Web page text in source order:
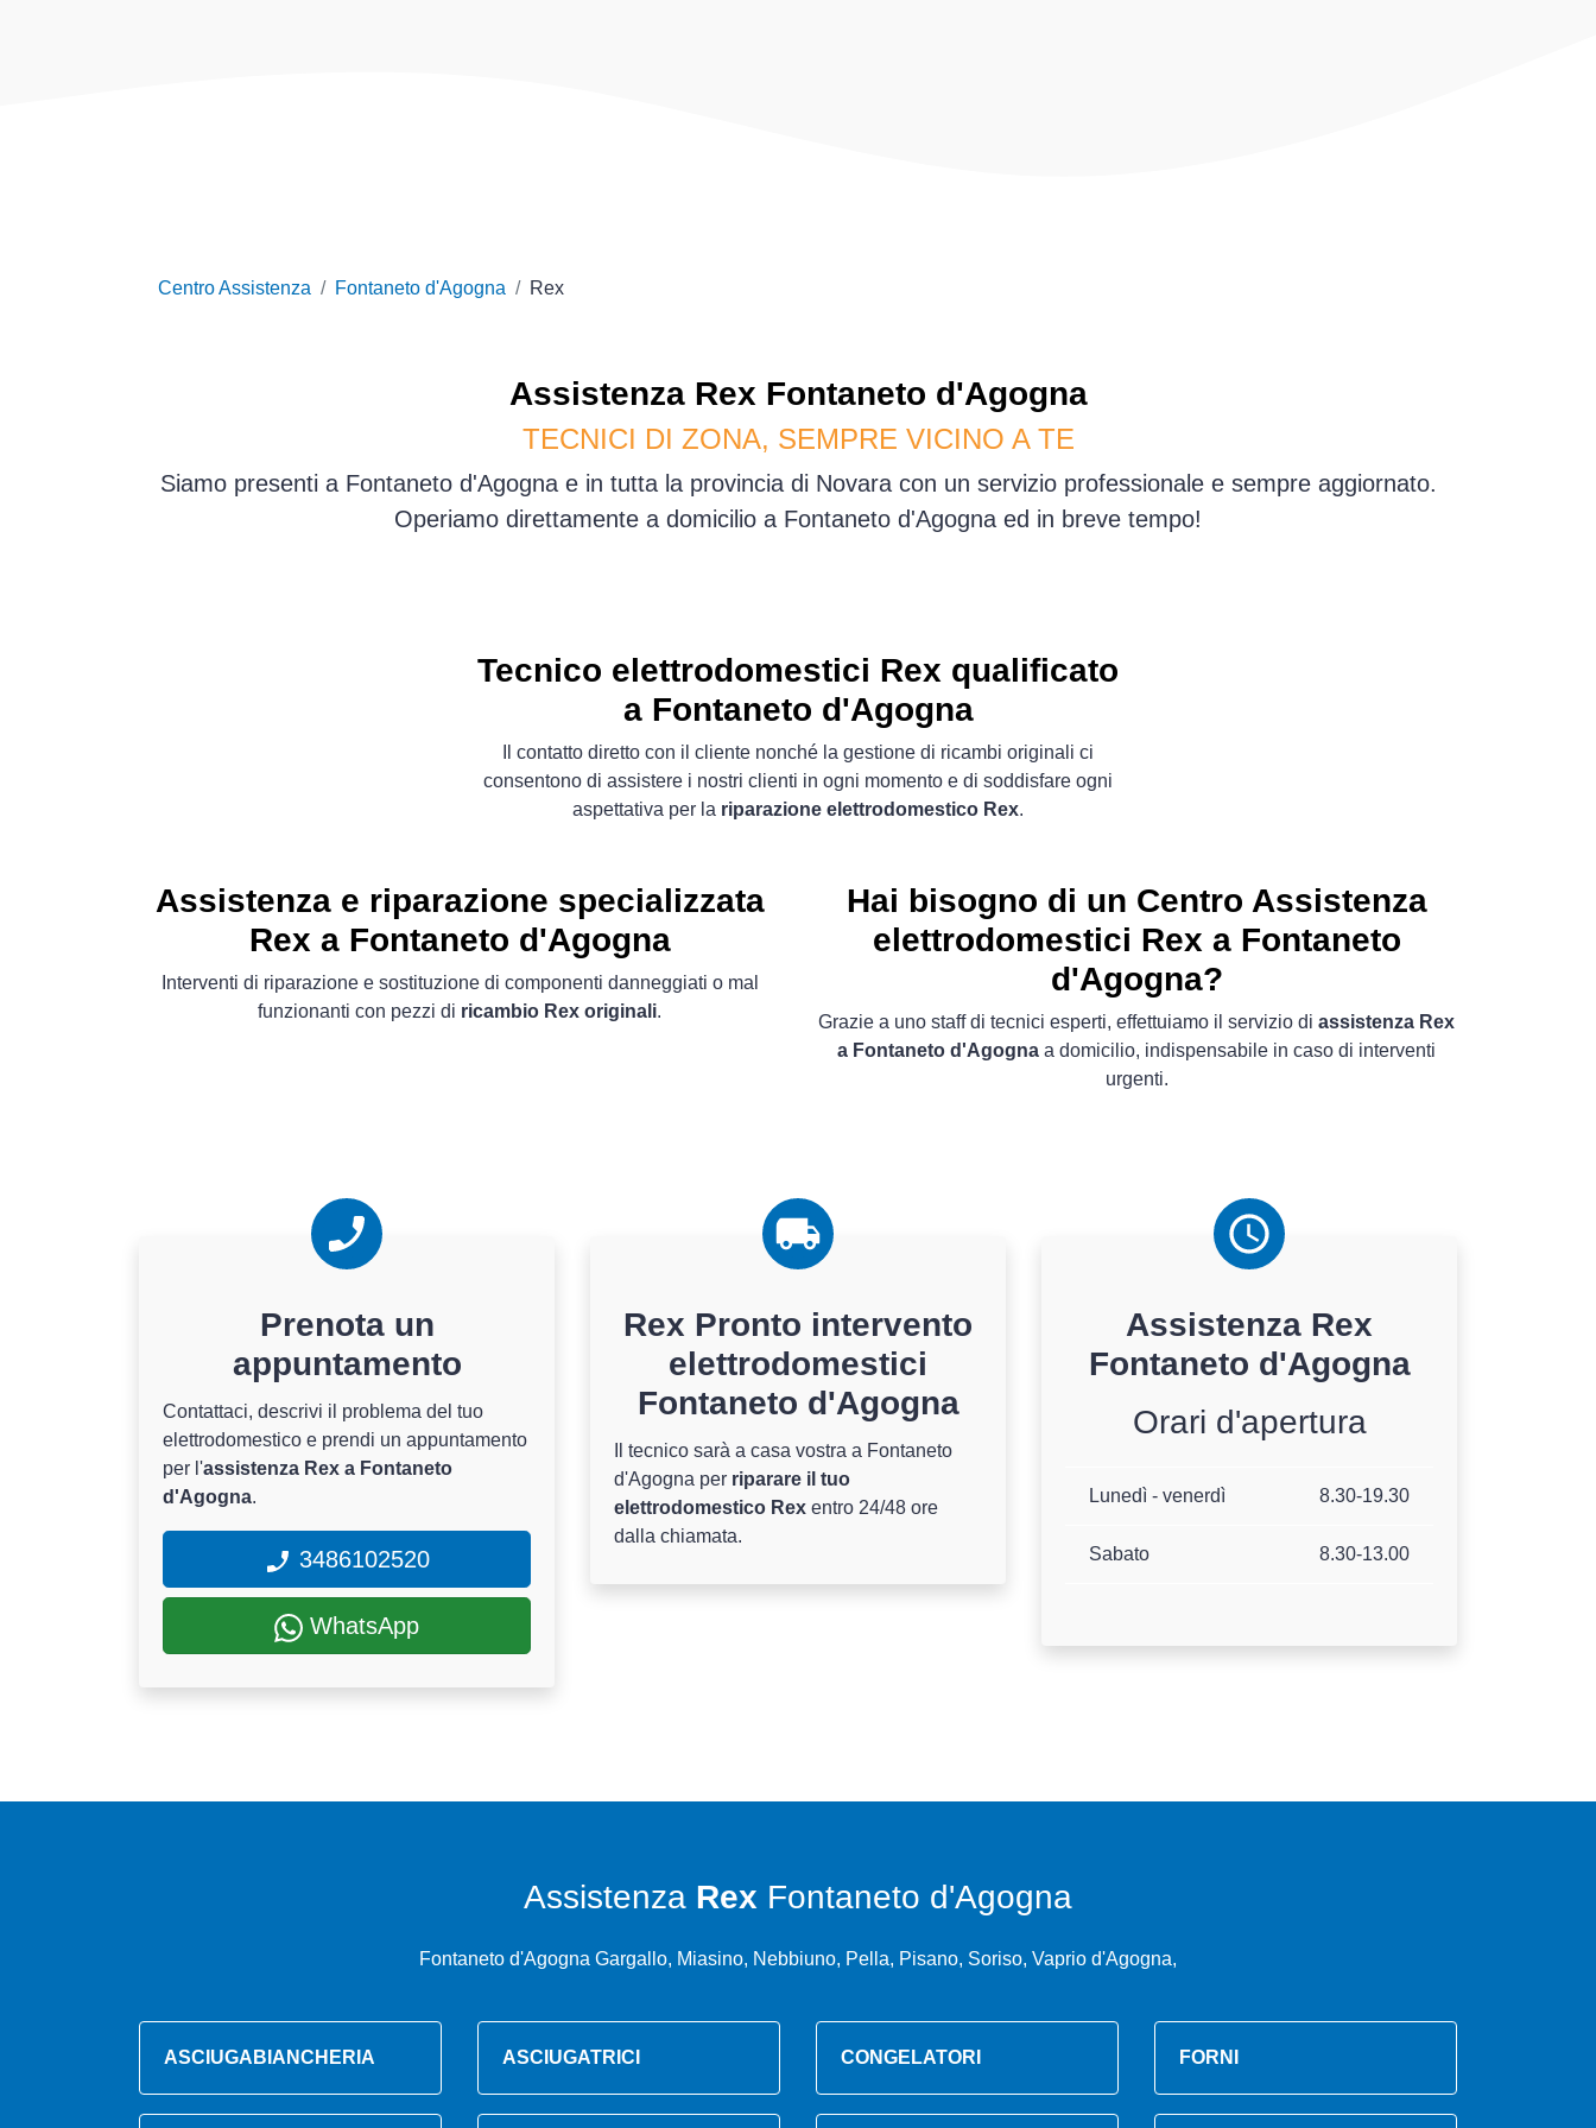
Centro Assistenza Fontaneto d'Agogna Rex
Assistenza Rex Fontaneto d'Agogna
TECNICI DI ZONA, SEMPRE VICINO A TE
Siamo presenti a Fontaneto d'Agogna e in tutta la provincia di Novara con un servizio professionale e sempre aggiornato.
Operiamo direttamente a domicilio a Fontaneto d'Agogna ed in breve tempo!
Tecnico elettrodomestici Rex qualificato
a Fontaneto d'Agogna
Il contatto diretto con il cliente nonché la gestione di ricambi originali ci
consentono di assistere i nostri clienti in ogni momento e di soddisfare ogni
aspettativa per la riparazione elettrodomestico Rex.
Assistenza e riparazione specializzata
Rex a Fontaneto d'Agogna
Interventi di riparazione e sostituzione di componenti danneggiati o mal
funzionanti con pezzi di ricambio Rex originali.
Hai bisogno di un Centro Assistenza
elettrodomestici Rex a Fontaneto
d'Agogna?
Grazie a uno staff di tecnici esperti, effettuiamo il servizio di assistenza Rex
a Fontaneto d'Agogna a domicilio, indispensabile in caso di interventi
urgenti.
Prenota un
appuntamento
Contattaci, descrivi il problema del tuo
elettrodomestico e prendi un appuntamento
per l'assistenza Rex a Fontaneto
d'Agogna.
3486102520
WhatsApp
Rex Pronto intervento
elettrodomestici
Fontaneto d'Agogna
Il tecnico sarà a casa vostra a Fontaneto
d'Agogna per riparare il tuo
elettrodomestico Rex entro 24/48 ore
dalla chiamata.
Assistenza Rex
Fontaneto d'Agogna
Orari d'apertura
Lunedì - venerdì 8.30-19.30
Sabato 8.30-13.00
Assistenza Rex Fontaneto d'Agogna
Fontaneto d'Agogna Gargallo, Miasino, Nebbiuno, Pella, Pisano, Soriso, Vaprio d'Agogna,
ASCIUGABIANCHERIA ASCIUGATRICI CONGELATORI FORNI